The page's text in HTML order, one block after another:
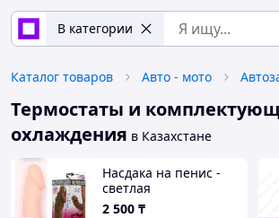
В категории
Каталог товаров Авто - мото
Термостаты и
охлаждения в Казахстане
Насдака на пенис -
светлая
2 500 ₸